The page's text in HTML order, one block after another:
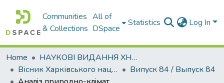
Communities
& Collections
All of
DSpace
Statistics Log In
Home
НАУКОВІ ВИДАННЯ ХНАДУ
Вісник Харківського національного автомобільно-дорожнього університету / Вестник Харьковского национального автомобильно-дорожного университета
Випуск 84 / Выпуск 84